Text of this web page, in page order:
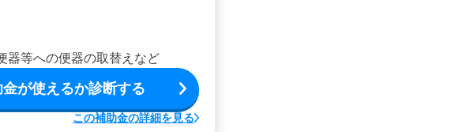
器等への便器の取替えなど
が使えるか診断する
この補助金の詳細を見る